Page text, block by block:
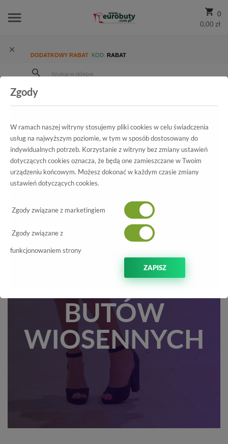
0
0,00 zł
DODATKOWY RABAT KOD: RABAT
Najmodniejsze propozycje damskich butów wiosennych
10/04/2019 12:00
PROPOZYCJE
DAMSKICH
BUTÓW
WIOSENNYCH
Zgody
W ramach naszej witryny stosujemy pliki cookies w celu świadczenia
usług na najwyższym poziomie, w tym w sposób dostosowany do
indywidualnych potrzeb. Korzystanie z witryny bez zmiany ustawień
dotyczących cookies oznacza, że będą one zamieszczane w Twoim
urządzeniu końcowym. Możesz dokonać w każdym czasie zmiany
ustawień dotyczących cookies.
Zgody związane z marketingiem
Zgody związane z
funkcjonowaniem strony
ZAPISZ